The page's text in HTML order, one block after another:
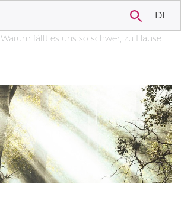
DE
Warum fällt es uns so schwer, zu Hause